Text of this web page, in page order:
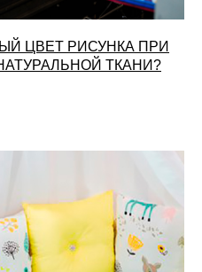
ЦВЕТ РИСУНКА ПРИ
ТКАНИ?